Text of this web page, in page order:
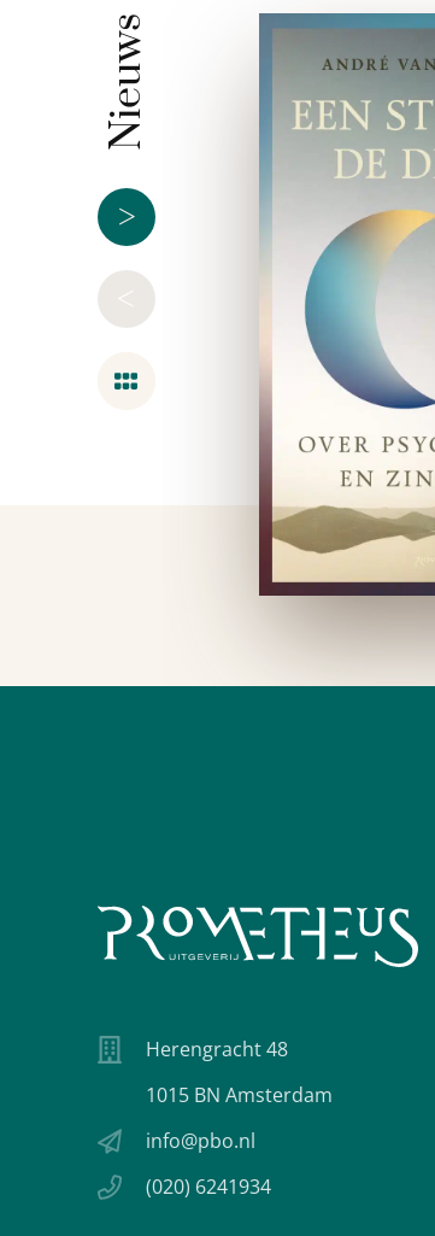
Nieuws
>
<
Herengracht 48
1015 BN Amsterdam
info@pbo.nl
(020) 6241934